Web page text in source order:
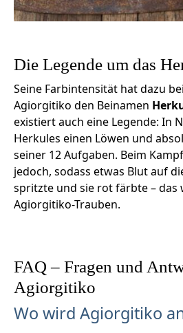
Die Legende um das
Seine Farbintensität hat dazu
Agiorgitiko den Beinamen
existiert auch eine Legende: In
Herkules einen Löwen und
seiner 12 Aufgaben. Beim
jedoch, sodass etwas Blut auf
spritzte und sie rot färbte – das
Agiorgitiko-Trauben.
FAQ – Fragen und
Agiorgitiko
Wo wird Agiorgitiko